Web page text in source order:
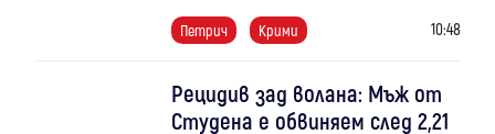
Петрич Крими 10:48
Рецидив зад волана: Мъж от
Студена е обвиняем след 2,21